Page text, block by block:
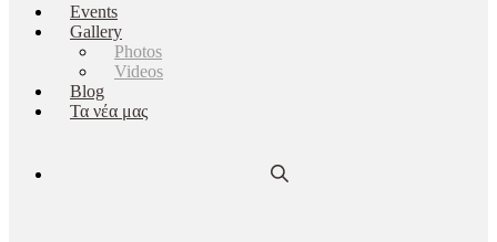
Events
Gallery
Photos
Videos
Blog
Τα νέα μας